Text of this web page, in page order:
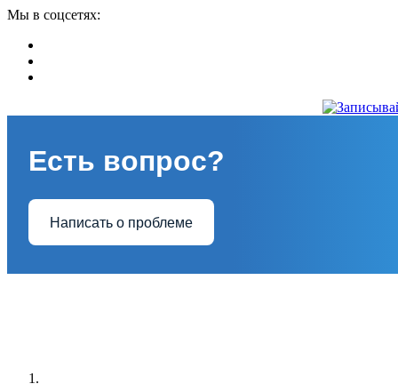
Мы в соцсетях:
Есть вопрос?
Написать о проблеме